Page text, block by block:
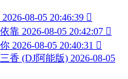
2026-08-05 20:46:39 
靠 2026-08-05 20:42:07 
2026-08-05 20:40:31 
香 (DJ阿能版) 2026-08-05